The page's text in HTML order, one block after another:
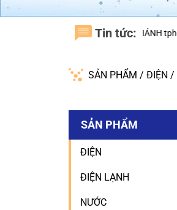
Tin tức:
SƠN, H.BÌNH CHÁNH tphcm BIỆT
SẢN PHẨM / ĐIỆN /
SẢN PHẨM
ĐIỆN
ĐIỆN LẠNH
NƯỚC